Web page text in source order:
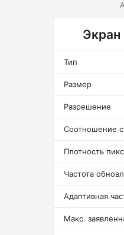
Экран
Тип
Размер
Разрешение
Соотношение
Плотность
Частота
Адаптивная
Макс.